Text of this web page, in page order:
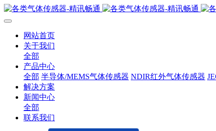
网站首页
关于我们
全部
产品中心
全部 半导体/MEMS气体传感器 NDIR红外气体传感器
解决方案
新闻中心
全部
联系我们